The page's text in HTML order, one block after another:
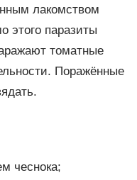
лакомством
этого паразиты
томатные
Поражённые
чеснока;